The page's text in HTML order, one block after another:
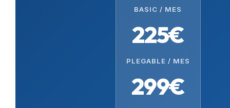
BASIC / MES
225€
PLEGABLE / MES
299€